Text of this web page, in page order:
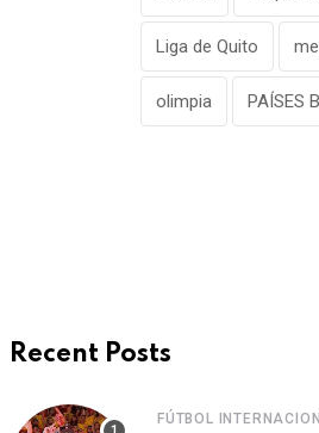
Liga de Quito
olimpia PAÍSES
Recent Posts
FÚTBOL